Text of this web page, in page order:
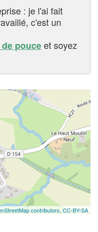
: je l'ai fait
c'est un
pouceet soyez
contributors, CC-BY-SA